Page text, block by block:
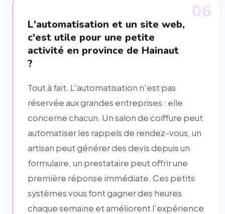
06
L'automatisation et un site web,
c'est utile pour une petite
activité en province de Hainaut
?
Tout à fait. L'automatisation n'est pas
réservée aux grandes entreprises : elle
concerne chacun. Un salon de coiffure peut
automatiser les rappels de rendez-vous, un
artisan peut générer des devis depuis un
formulaire, un prestataire peut offrir une
première réponse immédiate. Ces petits
systèmes vous font gagner des heures
chaque semaine et améliorent l'expérience